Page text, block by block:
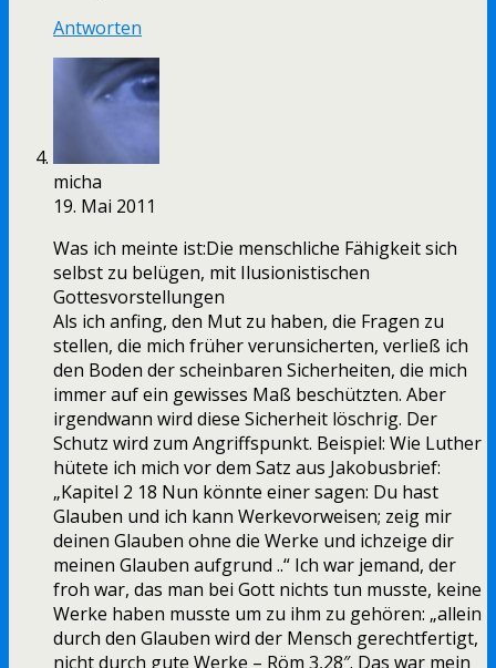
Antworten
micha
19. Mai 2011
Was ich meinte ist:Die menschliche Fähigkeit sich
selbst zu belügen, mit Ilusionistischen
Gottesvorstellungen
Als ich anfing, den Mut zu haben, die Fragen zu
stellen, die mich früher verunsicherten, verließ ich
den Boden der scheinbaren Sicherheiten, die mich
immer auf ein gewisses Maß beschützten. Aber
irgendwann wird diese Sicherheit löschrig. Der
Schutz wird zum Angriffspunkt. Beispiel: Wie Luther
hütete ich mich vor dem Satz aus Jakobusbrief:
„Kapitel 2 18 Nun könnte einer sagen: Du hast
Glauben und ich kann Werkevorweisen; zeig mir
deinen Glauben ohne die Werke und ichzeige dir
meinen Glauben aufgrund ..“ Ich war jemand, der
froh war, das man bei Gott nichts tun musste, keine
Werke haben musste um zu ihm zu gehören: „allein
durch den Glauben wird der Mensch gerechtfertigt,
nicht durch gute Werke – Röm 3,28″. Das war mein